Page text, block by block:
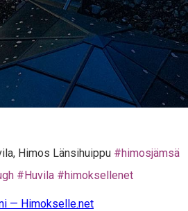
Himos Länsihuippu #himosjämsä
#Huvila #himoksellenet
— Himokselle.net